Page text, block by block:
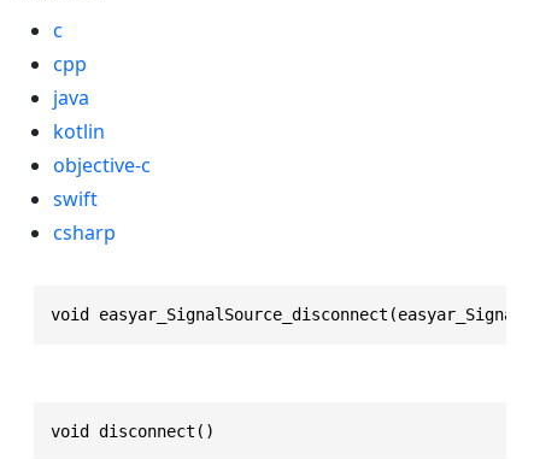
c
cpp
java
kotlin
objective-c
swift
csharp
void
void disconnect()